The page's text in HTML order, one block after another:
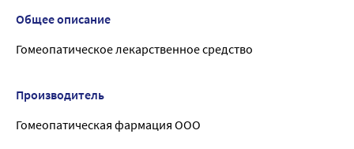
Общее описание
Гомеопатическое лекарственное средство
Производитель
Гомеопатическая фармация ООО